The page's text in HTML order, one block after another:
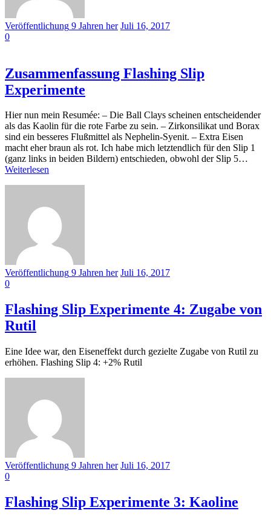
Veröffentlichung 9 Jahren her Juli 16, 2017
0
Zusammenfassung Flashing Slip
Experimente
Hier nun mein Resumée: – Die Ball Clays scheinen entscheidender
als das Kaolin für die rote Farbe zu sein. – Zirkonsilikat und Borax
sind ein besseres Flußmittel als Nephelin-Syenit. – Extra Eisen
macht eher braun als rot. Ich habe mich letztendlich für den Slip 1
(ganz links in beiden Bildern) entschieden, obwohl der Slip 5…
Weiterlesen
Veröffentlichung 9 Jahren her Juli 16, 2017
0
Flashing Slip Experimente 4: Zugabe von
Rutil
Eine Idee war, den Eiseneffekt durch gezielte Zugabe von Rutil zu
erhöhen. Flashing Slip 4: +2% Rutil
Veröffentlichung 9 Jahren her Juli 16, 2017
0
Flashing Slip Experimente 3: Kaoline